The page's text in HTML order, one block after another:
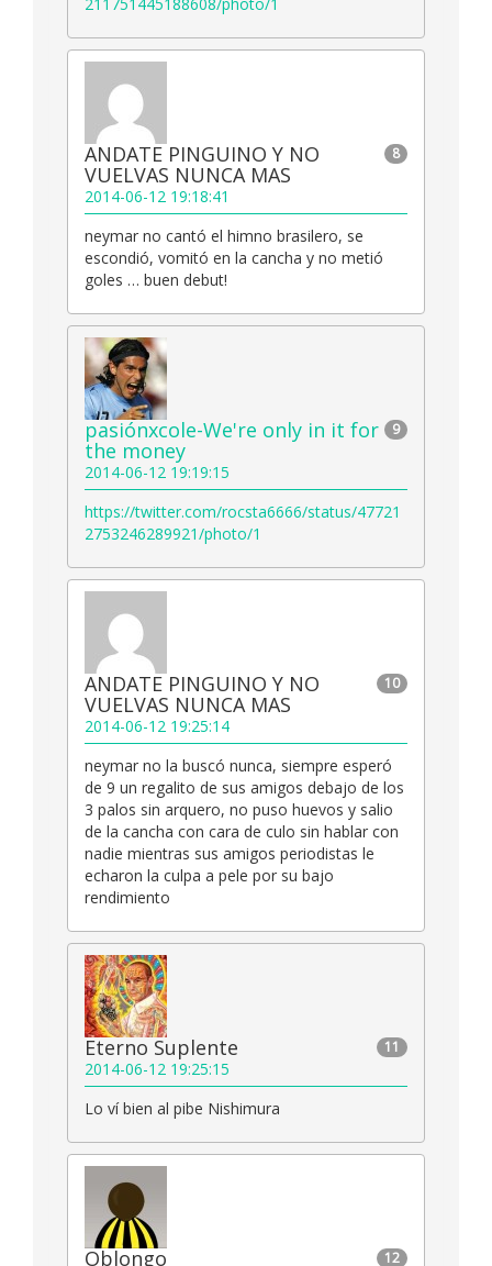
8
ANDATE PINGUINO Y NO
VUELVAS NUNCA MAS
2014-06-12 19:18:41
neymar no cantó el himno brasilero, se
escondió, vomitó en la cancha y no metió
goles … buen debut!
9
pasiónxcole-We're only in it for
the money
2014-06-12 19:19:15
https://twitter.com/rocsta6666/status/47721
2753246289921/photo/1
10
ANDATE PINGUINO Y NO
VUELVAS NUNCA MAS
2014-06-12 19:25:14
neymar no la buscó nunca, siempre esperó
de 9 un regalito de sus amigos debajo de los
3 palos sin arquero, no puso huevos y salio
de la cancha con cara de culo sin hablar con
nadie mientras sus amigos periodistas le
echaron la culpa a pele por su bajo
rendimiento
11
Eterno Suplente
2014-06-12 19:25:15
Lo ví bien al pibe Nishimura
12
Oblongo